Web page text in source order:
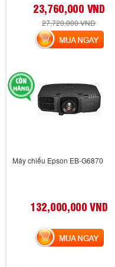
23,760,000 VND
27,720,000 VND
MUA NGAY
Máy chiếu Epson EB-G6870
132,000,000 VND
MUA NGAY